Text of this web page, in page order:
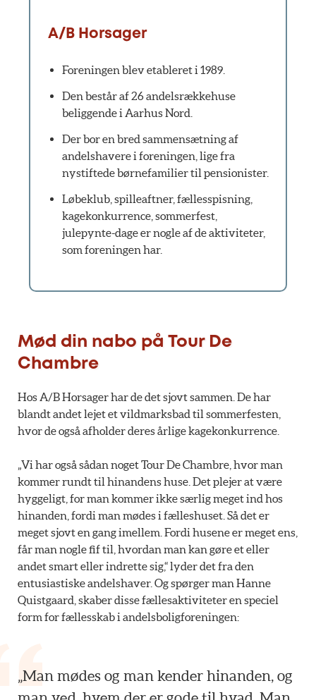
A/B Horsager
Foreningen blev etableret i 1989.
Den består af 26 andelsrækkehuse
beliggende i Aarhus Nord.
Der bor en bred sammensætning af
andelshavere i foreningen, lige fra
nystiftede børnefamilier til pensionister.
Løbeklub, spilleaftner, fællesspisning,
kagekonkurrence, sommerfest,
julepynte-dage er nogle af de aktiviteter,
som foreningen har.
Mød din nabo på Tour De
Chambre
Hos A/B Horsager har de det sjovt sammen. De har
blandt andet lejet et vildmarksbad til sommerfesten,
hvor de også afholder deres årlige kagekonkurrence.
„Vi har også sådan noget Tour De Chambre, hvor man
kommer rundt til hinandens huse. Det plejer at være
hyggeligt, for man kommer ikke særlig meget ind hos
hinanden, fordi man mødes i fælleshuset. Så det er
meget sjovt en gang imellem. Fordi husene er meget ens,
får man nogle fif til, hvordan man kan gøre et eller
andet smart eller indrette sig,“ lyder det fra den
entusiastiske andelshaver. Og spørger man Hanne
Quistgaard, skaber disse fællesaktiviteter en speciel
form for fællesskab i andelsboligforeningen:
„Man mødes og man kender hinanden, og